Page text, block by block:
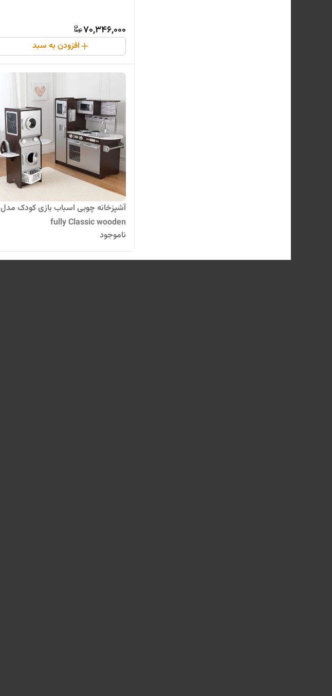
70,346,000
افزودن به سبد
آشپزخانه چوبی اسباب بازی کودک مدل
fully Classic wooden
ناموجود